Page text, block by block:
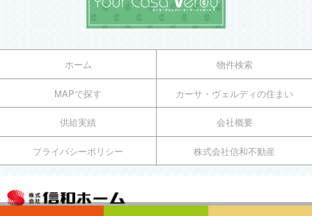
ホーム 物件検索
MAPで探す カーサ・ヴェルディの住まい
供給実績 会社概要
プライバシーポリシー 株式会社信和不動産